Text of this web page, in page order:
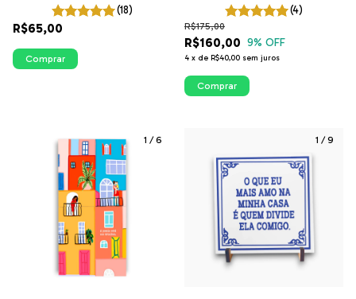
(18)
R$65,00
Comprar
(4)
R$160,00
R$175,00
9% OFF
4 x de R$40,00 sem juros
Comprar
1 /6 1 /9